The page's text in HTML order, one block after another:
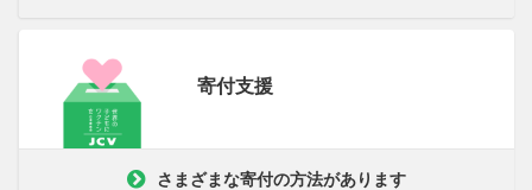
寄付支援
さまざまな寄付の方法があります